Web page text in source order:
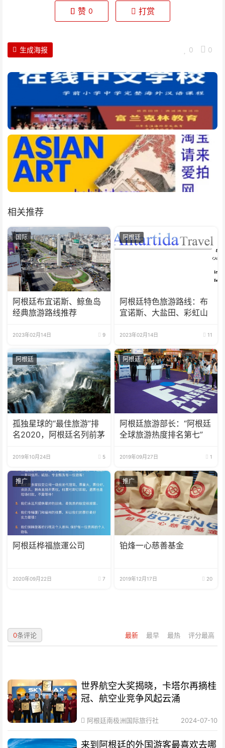
赞 0 打赏
0 0
生成海报
相关推荐
国际
阿根廷布宜诺斯、鲸鱼岛
经典旅游路线推荐
2023年02月14日 9
阿根廷
阿根廷特色旅游路线：布
宜诺斯、大盐田、彩虹山
2023年02月14日 11
阿根廷
孤独星球的“最佳旅游”排
名2020，阿根廷名列前茅
2019年10月24日 5
阿根廷
阿根廷旅游部长：“阿根廷
全球旅游热度排名第七”
2019年09月27日 1
推广
阿根廷桦福旅運公司
2020年09月22日 7
推广
铂烽一心慈善基金
2019年12月17日 20
最新 最早 最热 评分最高
0条评论
世界航空大奖揭晓，卡塔尔再摘桂
冠、航空业竞争风起云涌
阿根廷南极洲国际旅行社 2024-07-10
来到阿根廷的外国游客最喜欢去哪